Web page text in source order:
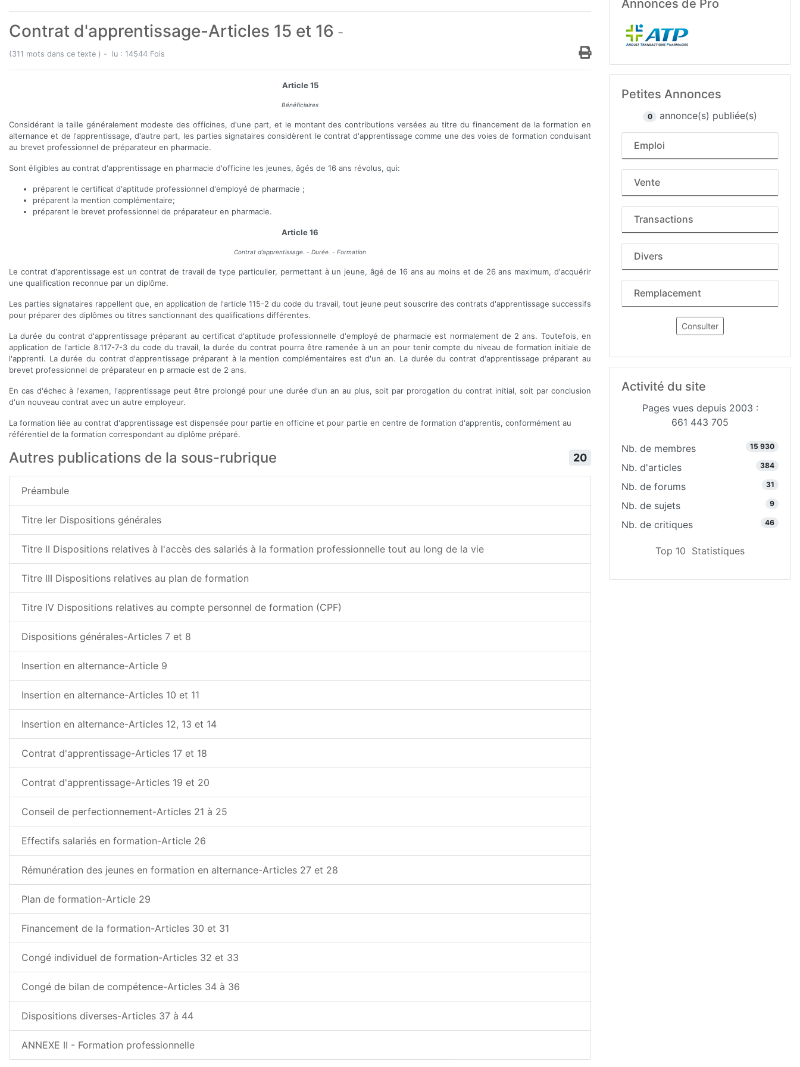
Contrat d'apprentissage-Articles 15 et 16 -
(311 mots dans ce texte ) - lu : 14544 Fois
Article 15
Bénéficiaires
Considérant la taille généralement modeste des officines, d'une part, et le montant des contributions versées au titre du financement de la formation en
alternance et de l'apprentissage, d'autre part, les parties signataires considèrent le contrat d'apprentissage comme une des voies de formation conduisant
au brevet professionnel de préparateur en pharmacie.
Sont éligibles au contrat d'apprentissage en pharmacie d'officine les jeunes, âgés de 16 ans révolus, qui:
préparent le certificat d'aptitude professionnel d'employé de pharmacie ;
préparent la mention complémentaire;
préparent le brevet professionnel de préparateur en pharmacie.
Article 16
Contrat d'apprentissage. - Durée. - Formation
Le contrat d'apprentissage est un contrat de travail de type particulier, permettant à un jeune, âgé de 16 ans au moins et de 26 ans maximum, d'acquérir
une qualification reconnue par un diplôme.
Les parties signataires rappellent que, en application de l'article 115-2 du code du travail, tout jeune peut souscrire des contrats d'apprentissage successifs
pour préparer des diplômes ou titres sanctionnant des qualifications différentes.
La durée du contrat d'apprentissage préparant au certificat d'aptitude professionnelle d'employé de pharmacie est normalement de 2 ans. Toutefois, en
application de l'article 8.117-7-3 du code du travail, la durée du contrat pourra être ramenée à un an pour tenir compte du niveau de formation initiale de
l'apprenti. La durée du contrat d'apprentissage préparant à la mention complémentaires est d'un an. La durée du contrat d'apprentissage préparant au
brevet professionnel de préparateur en p armacie est de 2 ans.
En cas d'échec à l'examen, l'apprentissage peut être prolongé pour une durée d'un an au plus, soit par prorogation du contrat initial, soit par conclusion
d'un nouveau contrat avec un autre employeur.
La formation liée au contrat d'apprentissage est dispensée pour partie en officine et pour partie en centre de formation d'apprentis, conformément au
référentiel de la formation correspondant au diplôme préparé.
Autres publications de la sous-rubrique 20
Préambule
Titre Ier Dispositions générales
Titre II Dispositions relatives à l'accès des salariés à la formation professionnelle tout au long de la vie
Titre III Dispositions relatives au plan de formation
Titre IV Dispositions relatives au compte personnel de formation (CPF)
Dispositions générales-Articles 7 et 8
Insertion en alternance-Article 9
Insertion en alternance-Articles 10 et 11
Insertion en alternance-Articles 12, 13 et 14
Contrat d'apprentissage-Articles 17 et 18
Contrat d'apprentissage-Articles 19 et 20
Conseil de perfectionnement-Articles 21 à 25
Effectifs salariés en formation-Article 26
Rémunération des jeunes en formation en alternance-Articles 27 et 28
Plan de formation-Article 29
Financement de la formation-Articles 30 et 31
Congé individuel de formation-Articles 32 et 33
Congé de bilan de compétence-Articles 34 à 36
Dispositions diverses-Articles 37 à 44
ANNEXE II - Formation professionnelle
Annonces de Pro
Petites Annonces
0 annonce(s) publiée(s)
Emploi
Vente
Transactions
Divers
Remplacement
Consulter
Activité du site
Pages vues depuis 2003 :
661 443 705
Nb. de membres 15 930
Nb. d'articles 384
Nb. de forums 31
Nb. de sujets 9
Nb. de critiques 46
Top 10 Statistiques